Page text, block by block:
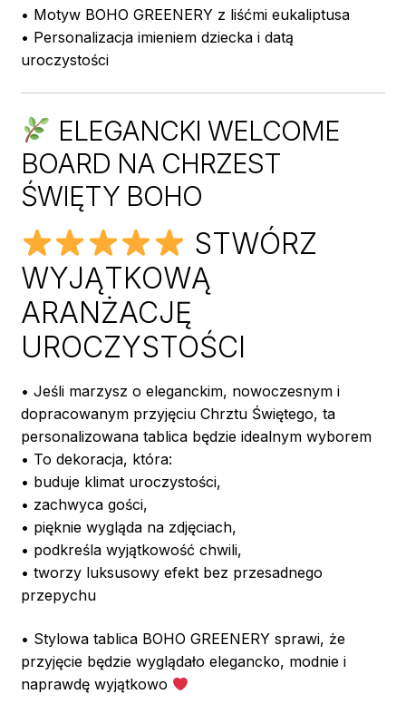
• Motyw BOHO GREENERY z liśćmi eukaliptusa
• Personalizacja imieniem dziecka i datą
uroczystości
ELEGANCKI WELCOME
BOARD NA CHRZEST
ŚWIĘTY BOHO
STWÓRZ
WYJĄTKOWĄ
ARANŻACJĘ
UROCZYSTOŚCI
• Jeśli marzysz o eleganckim, nowoczesnym i
dopracowanym przyjęciu Chrztu Świętego, ta
personalizowana tablica będzie idealnym wyborem
• To dekoracja, która:
• buduje klimat uroczystości,
• zachwyca gości,
• pięknie wygląda na zdjęciach,
• podkreśla wyjątkowość chwili,
• tworzy luksusowy efekt bez przesadnego
przepychu
• Stylowa tablica BOHO GREENERY sprawi, że
przyjęcie będzie wyglądało elegancko, modnie i
naprawdę wyjątkowo